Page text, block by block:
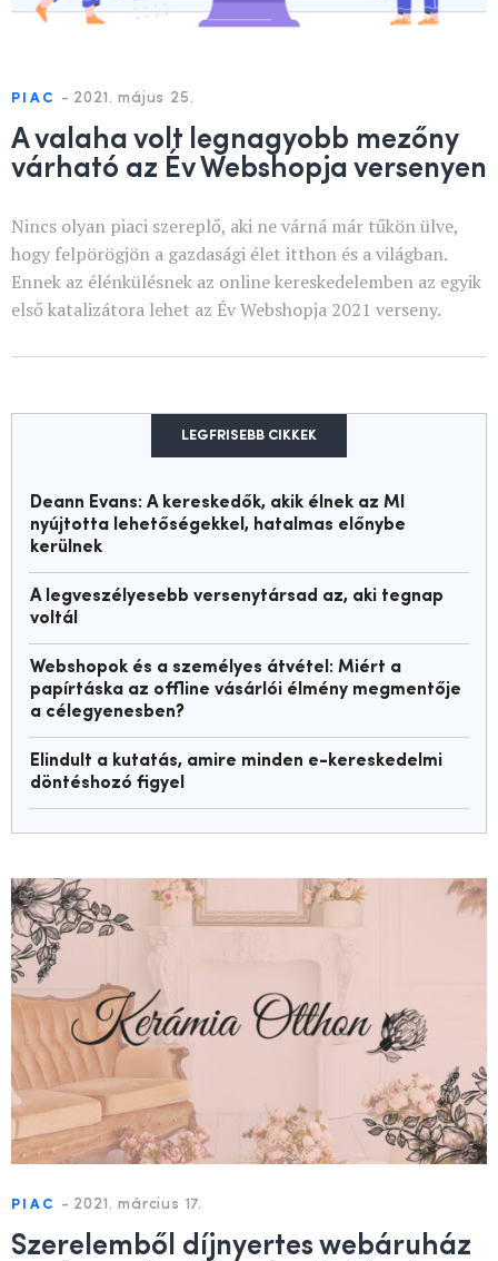
PIAC - 2021. május 25.
A valaha volt legnagyobb mezőny
várható az Év Webshopja versenyen
Nincs olyan piaci szereplő, aki ne várná már tűkön ülve,
hogy felpörögjön a gazdasági élet itthon és a világban.
Ennek az élénkülésnek az online kereskedelemben az egyik
első katalizátora lehet az Év Webshopja 2021 verseny.
LEGFRISEBB CIKKEK
Deann Evans: A kereskedők, akik élnek az MI
nyújtotta lehetőségekkel, hatalmas előnybe
kerülnek
A legveszélyesebb versenytársad az, aki tegnap
voltál
Webshopok és a személyes átvétel: Miért a
papírtáska az offline vásárlói élmény megmentője
a célegyenesben?
Elindult a kutatás, amire minden e-kereskedelmi
döntéshozó figyel
PIAC - 2021. március 17.
Szerelemből díjnyertes webáruház